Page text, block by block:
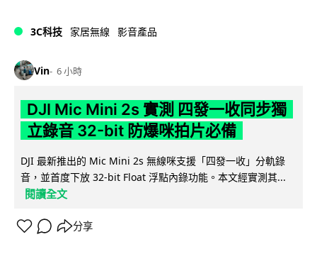
3C科技 家居無線 影音產品
Vin 6 小時
DJI Mic Mini 2s 實測 四發一收同步獨
立錄音 32-bit 防爆咪拍片必備
DJI 最新推出的 Mic Mini 2s 無線咪支援「四發一收」分軌錄
音，並首度下放 32-bit Float 浮點內錄功能。本文經實測其...
閱讀全文
分享